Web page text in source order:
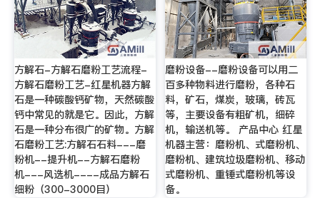
方解石-方解石磨粉工艺流程-
方解石磨粉工艺-红星机器方解
石是一种碳酸钙矿物，天然碳酸
钙中常见的就是它。因此，方解
石是一种分布很广的矿物。方解
石磨粉工艺:方解石石料---磨
粉机--提升机--方解石磨粉
机---风选机----成品方解石
细粉（300-3000目）
磨粉设备--磨粉设备可以用二
百多种物料进行磨粉，各种石
料，矿石，煤炭，玻璃，砖瓦
等，主要设备有粗矿机，细碎
机，输送机等。 产品中心 红星
机器主营：磨粉机、式磨粉机、
磨粉机、建筑垃圾磨粉机、移动
式磨粉机、重锤式磨粉机等设
备。